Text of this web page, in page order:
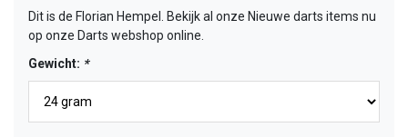
Dit is de Florian Hempel. Bekijk al onze Nieuwe darts items nu
op onze Darts webshop online.
Gewicht: *